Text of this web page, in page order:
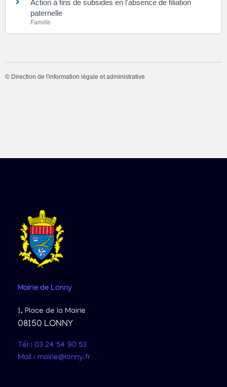
Action à fins de subsides en l'absence de filiation
paternelle
Famille
© Direction de l'information légale et administrative
Mairie de Lonny
1, Place de la Mairie
08150 LONNY
Tél : 03 24 54 90 53
Mail : mairie@lonny.fr